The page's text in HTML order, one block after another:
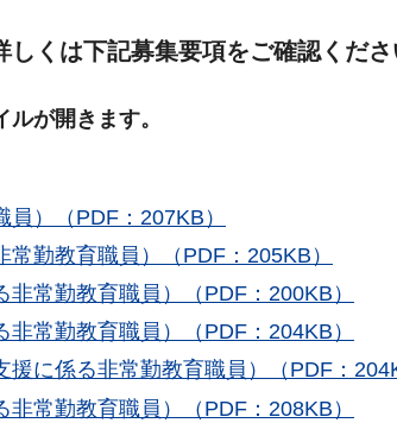
くは下記募集要項をご確認くださ
が開きます。
）（PDF：207KB）
勤教育職員）（PDF：205KB）
常勤教育職員）（PDF：200KB）
常勤教育職員）（PDF：204KB）
に係る非常勤教育職員）（PDF：
常勤教育職員）（PDF：208KB）